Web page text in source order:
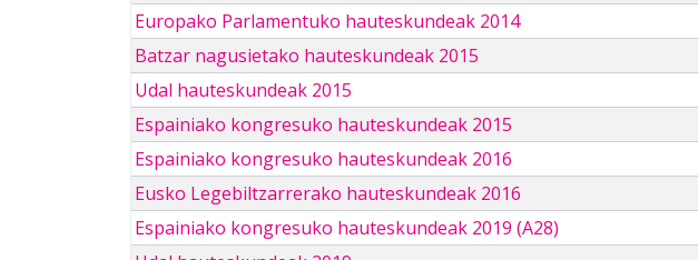
Europako Parlamentuko hauteskundeak 2014
Batzar nagusietako hauteskundeak 2015
Udal hauteskundeak 2015
Espainiako kongresuko hauteskundeak 2015
Espainiako kongresuko hauteskundeak 2016
Eusko Legebiltzarrerako hauteskundeak 2016
Espainiako kongresuko hauteskundeak 2019 (A28)